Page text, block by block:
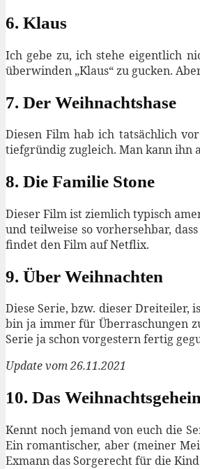
6. Klaus
Ich gebe zu, ich stehe eigentlich
überwinden „Klaus“ zu gucken.
7. Der Weihnachtshase
Diesen Film hab ich tatsächlich
tiefgründig zugleich. Man kann ihn
8. Die Familie Stone
Dieser Film ist ziemlich typisch
und teilweise so vorhersehbar,
findet den Film auf Netflix.
9. Über Weihnachten
Diese Serie, bzw. dieser Dreiteiler,
bin ja immer für Überraschungen
Serie ja schon vorgestern fertig
Update vom 26.11.2021
10. Das
Kennt noch jemand von euch die
Ein romantischer, aber (meiner
Exmann das Sorgerecht für die